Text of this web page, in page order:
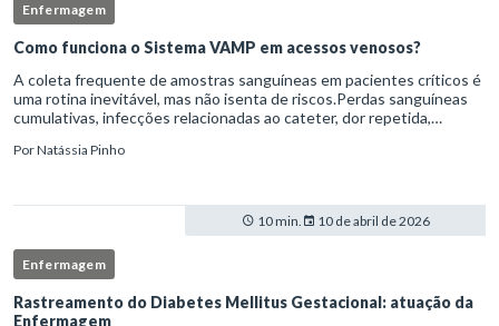
Enfermagem
Como funciona o Sistema VAMP em acessos venosos?
A coleta frequente de amostras sanguíneas em pacientes críticos é
uma rotina inevitável, mas não isenta de riscos.Perdas sanguíneas
cumulativas, infecções relacionadas ao cateter, dor repetida,
PorNatássia Pinho
10 min. 10 de abril de 2026
Enfermagem
Rastreamento do Diabetes Mellitus Gestacional: atuação da
Enfermagem